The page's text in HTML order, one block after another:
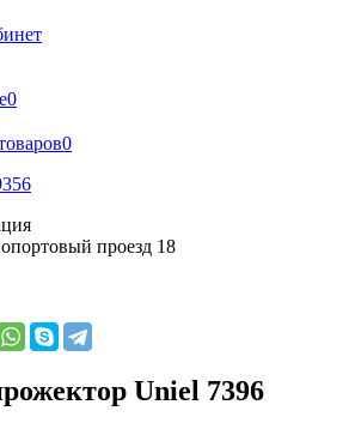
0
0
проезд 18
Uniel 7396